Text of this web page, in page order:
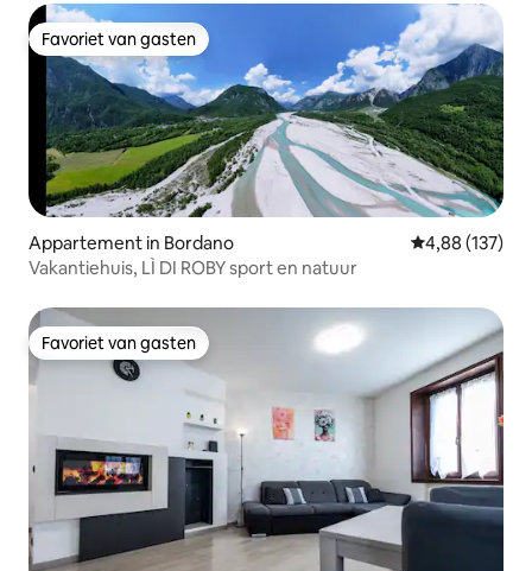
Favoriet van gasten
Favoriet van gasten
Appartement in Bordano Gemiddelde
4,88 (137)
Vakantiehuis, LÌ DI ROBY sport en natuur
Favoriet van gasten
Favoriet van gasten